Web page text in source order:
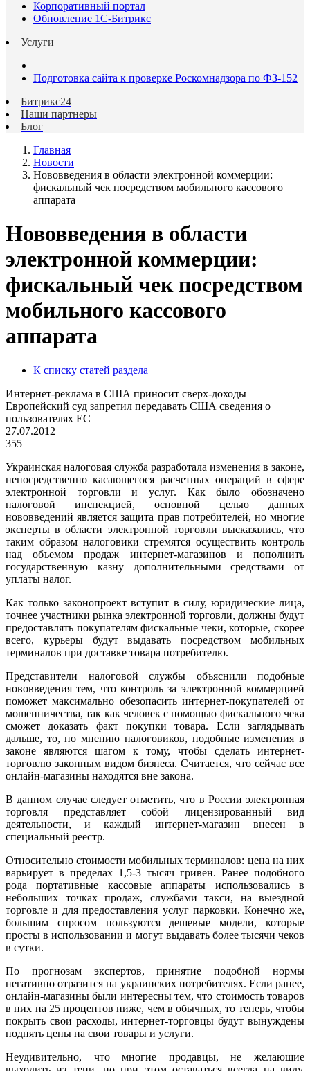
Корпоративный портал
Обновление 1С-Битрикс
Услуги
Подготовка сайта к проверке Роскомнадзора по ФЗ-152
Битрикс24
Наши партнеры
Блог
Главная
Новости
Нововведения в области электронной коммерции:
фискальный чек посредством мобильного кассового
аппарата
Нововведения в области
электронной коммерции:
фискальный чек посредством
мобильного кассового
аппарата
К списку статей раздела
Интернет-реклама в США приносит сверх-доходы
Европейский суд запретил передавать США сведения о
пользователях ЕС
27.07.2012
355
Украинская налоговая служба разработала изменения в законе,
непосредственно касающегося расчетных операций в сфере
электронной торговли и услуг. Как было обозначено
налоговой инспекцией, основной целью данных
нововведений является защита прав потребителей, но многие
эксперты в области электронной торговли высказались, что
таким образом налоговики стремятся осуществить контроль
над объемом продаж интернет-магазинов и пополнить
государственную казну дополнительными средствами от
уплаты налог.
Как только законопроект вступит в силу, юридические лица,
точнее участники рынка электронной торговли, должны будут
предоставлять покупателям фискальные чеки, которые, скорее
всего, курьеры будут выдавать посредством мобильных
терминалов при доставке товара потребителю.
Представители налоговой службы объяснили подобные
нововведения тем, что контроль за электронной коммерцией
поможет максимально обезопасить интернет-покупателей от
мошенничества, так как человек с помощью фискального чека
сможет доказать факт покупки товара. Если заглядывать
дальше, то, по мнению налоговиков, подобные изменения в
законе являются шагом к тому, чтобы сделать интернет-
торговлю законным видом бизнеса. Считается, что сейчас все
онлайн-магазины находятся вне закона.
В данном случае следует отметить, что в России электронная
торговля представляет собой лицензированный вид
деятельности, и каждый интернет-магазин внесен в
специальный реестр.
Относительно стоимости мобильных терминалов: цена на них
варьирует в пределах 1,5-3 тысяч гривен. Ранее подобного
рода портативные кассовые аппараты использовались в
небольших точках продаж, службами такси, на выездной
торговле и для предоставления услуг парковки. Конечно же,
большим спросом пользуются дешевые модели, которые
просты в использовании и могут выдавать более тысячи чеков
в сутки.
По прогнозам экспертов, принятие подобной нормы
негативно отразится на украинских потребителях. Если ранее,
онлайн-магазины были интересны тем, что стоимость товаров
в них на 25 процентов ниже, чем в обычных, то теперь, чтобы
покрыть свои расходы, интернет-торговцы будут вынуждены
поднять цены на свои товары и услуги.
Неудивительно, что многие продавцы, не желающие